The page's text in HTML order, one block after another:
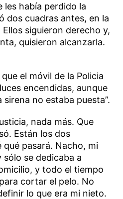
les había perdido la
dos cuadras antes, en la
siguieron derecho y,
quisieron alcanzarla.
el móvil de la Policia
encendidas, aunque
sirena no estaba puesta”.
nada más. Que
Están los dos
pasará. Nacho, mi
se dedicaba a
y todo el tiempo
cortar el pelo. No
lo que era mi nieto.